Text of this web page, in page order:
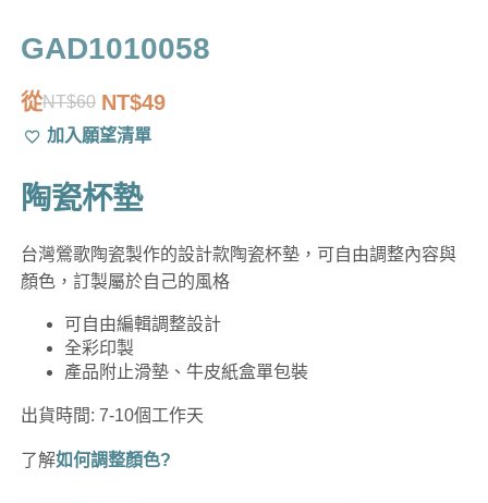
GAD1010058
從NT$60
原
始
價
格：
NT$49
目
前
價
格：
加入願望清單
陶瓷杯墊
台灣鶯歌陶瓷製作的設計款陶瓷杯墊，可自由調整內容與
顏色，訂製屬於自己的風格
可自由編輯調整設計
全彩印製
產品附止滑墊、牛皮紙盒單包裝
出貨時間: 7-10個工作天
了解如何調整顏色?